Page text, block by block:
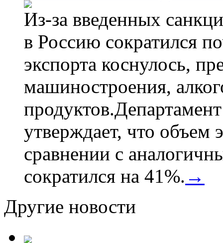
Из-за введенных
в Россию сократился
экспорта коснулось,
машиностроения,
утверждает, что объем
сравнении с
сократился на 41%. →
Другие новости